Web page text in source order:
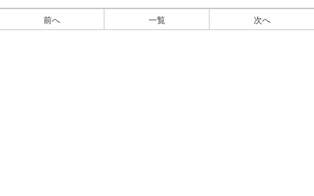
前へ 一覧 次へ